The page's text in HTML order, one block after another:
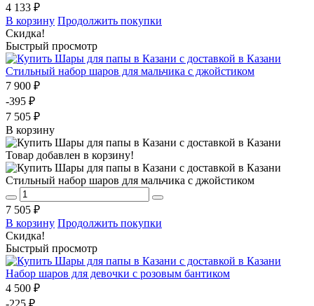
4 133 ₽
В корзину Продолжить покупки
Скидка!
Быстрый просмотр
Стильный набор шаров для мальчика с джойстиком
7 900 ₽
-395 ₽
7 505 ₽
В корзину
Товар добавлен в корзину!
Стильный набор шаров для мальчика с джойстиком
7 505 ₽
В корзину Продолжить покупки
Скидка!
Быстрый просмотр
Набор шаров для девочки с розовым бантиком
4 500 ₽
-225 ₽